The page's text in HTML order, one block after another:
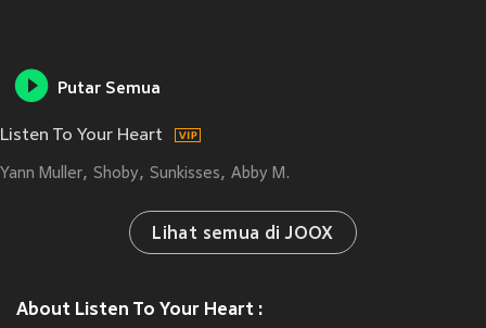
Putar Semua
Listen To Your Heart
Yann Muller Shoby Sunkisses Abby M.
Lihat semua di JOOX
About Listen To Your Heart :